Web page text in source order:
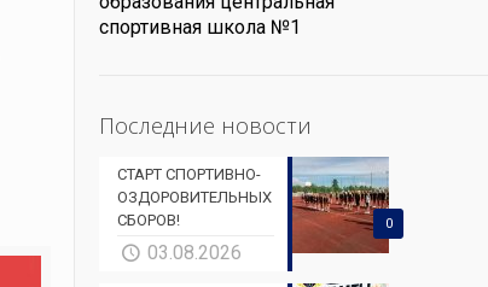
спортивная школа №1
Последние новости
0
СТАРТ СПОРТИВНО-
ОЗДОРОВИТЕЛЬНЫХ
СБОРОВ!
03.08.2026